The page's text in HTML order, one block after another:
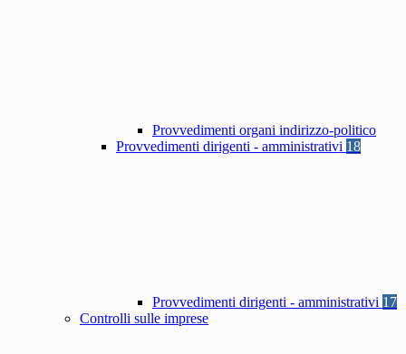
Provvedimenti organi indirizzo-politico
Provvedimenti dirigenti - amministrativi 18
Provvedimenti dirigenti - amministrativi 17
Controlli sulle imprese